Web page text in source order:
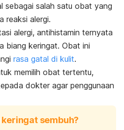
sebagai salah satu obat yang
reaksi alergi.
alergi, antihistamin ternyata
biang keringat. Obat ini
rasa gatal di kulit.
memilih obat tertentu,
dokter agar penggunaan
sembuh?